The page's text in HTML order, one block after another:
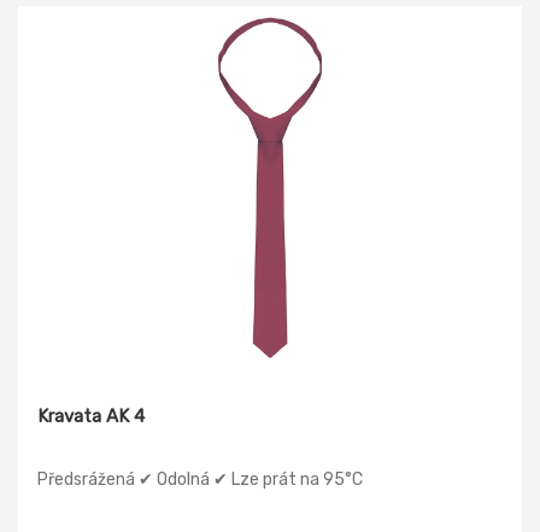
Kravata AK 4
Předsrážená ✔ Odolná ✔ Lze prát na 95°C